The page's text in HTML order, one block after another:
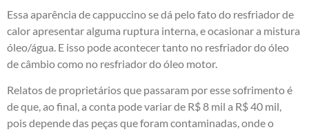
Essa aparência de cappuccino se dá pelo fato do resfriador de
calor apresentar alguma ruptura interna, e ocasionar a mistura
óleo/água. E isso pode acontecer tanto no resfriador do óleo
de câmbio como no resfriador do óleo motor.
Relatos de proprietários que passaram por esse sofrimento é
de que, ao final, a conta pode variar de R$ 8 mil a R$ 40 mil,
pois depende das peças que foram contaminadas, onde o